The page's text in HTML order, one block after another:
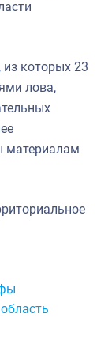
которых 23
лова,
материалам